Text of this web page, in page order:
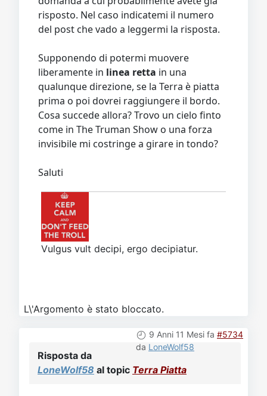
risposto. Nel caso indicatemi il numero
del post che vado a leggermi la risposta.
Supponendo di potermi muovere
liberamente in linea retta in una
qualunque direzione, se la Terra è piatta
prima o poi dovrei raggiungere il bordo.
Cosa succede allora? Trovo un cielo finto
come in The Truman Show o una forza
invisibile mi costringe a girare in tondo?
Saluti
Vulgus vult decipi, ergo decipiatur.
L\'Argomento è stato bloccato.
9 Anni 11 Mesi fa #5734
da LoneWolf58
Risposta da
LoneWolf58 al topic Terra Piatta